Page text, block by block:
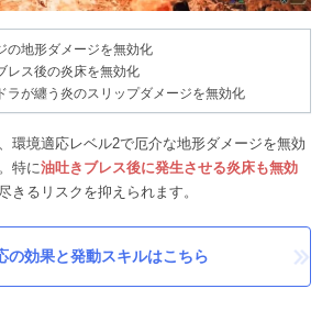
の地形ダメージを無効化
レス後の炎床を無効化
ラが纏う炎のスリップダメージを無効化
環境適応レベル2で厄介な地形ダメージを無効
特に油吐きブレス後に発生させる炎床も無効
きるリスクを抑えられます。
の効果と発動スキルはこちら